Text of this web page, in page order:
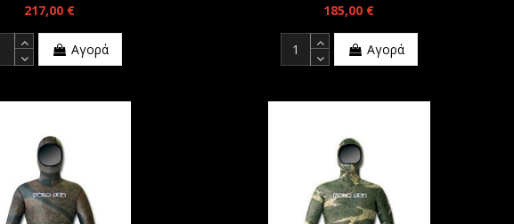
217,00 €
Αγορά
185,00 €
Αγορά